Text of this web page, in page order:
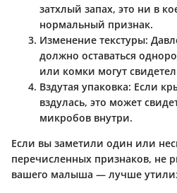
затхлый запах, это ни в
нормальный признак.
Изменение текстуры:
должно оставаться
или комки могут
Вздутая упаковка: Если
вздулась, это может
микробов внутри.
Если вы заметили один или
перечисленных признаков, не
вашего малыша — лучше